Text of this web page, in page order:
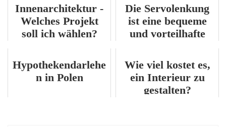
Innenarchitektur -
Welches Projekt
soll ich wählen?
Die Servolenkung
ist eine bequeme
und vorteilhafte
Hypothekendarlehe
n in Polen
Wie viel kostet es,
ein Interieur zu
gestalten?